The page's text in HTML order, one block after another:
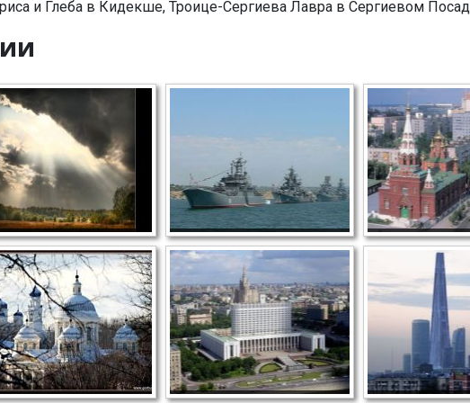
и Глеба в Кидекше, Троице-Сергиева Лавра в Сергиевом